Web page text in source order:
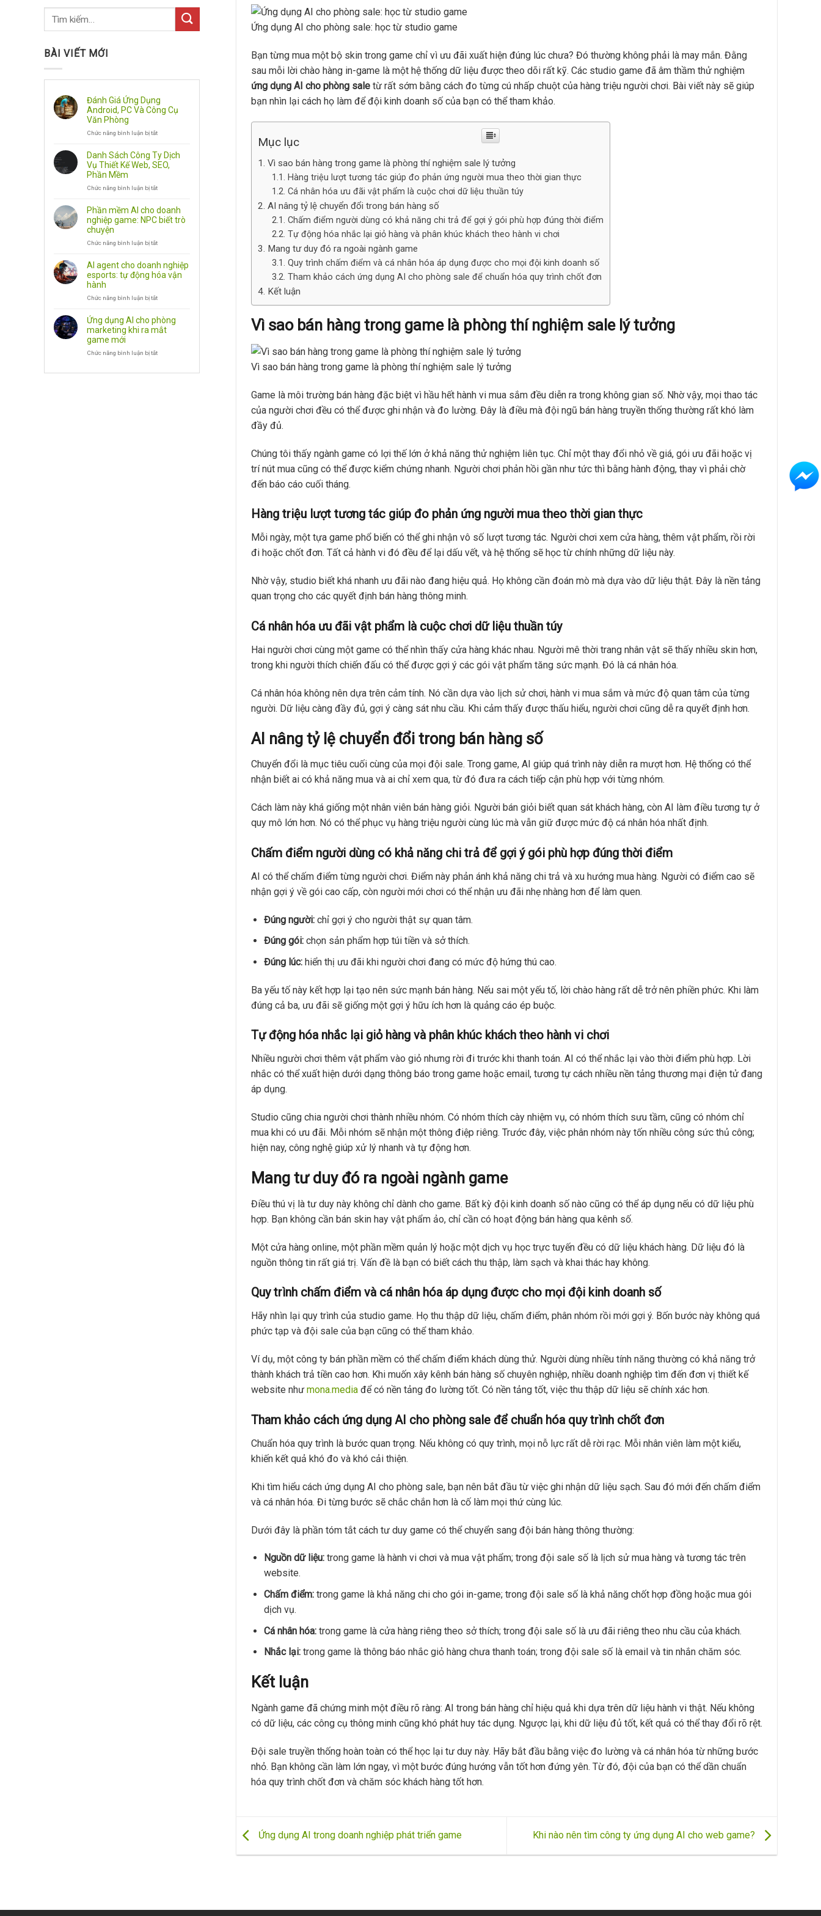
BÀI VIẾT MỚI
Đánh Giá Ứng Dụng
Android, PC Và Công Cụ
Văn Phòng
Chức năng bình luận bị tắt
Giá
Ứng
Dụng
Công
Cụ
Văn
Danh Sách Công Ty Dịch
Vụ Thiết Kế Web, SEO,
Phần Mềm
Chức năng bình luận bị tắt
Sách
Công
Ty
Web,
SEO,
Phần mềm AI cho doanh
nghiệp game: NPC biết trò
chuyện
Chức năng bình luận bị tắt
AI
cho
NPC
biết
trò
AI agent cho doanh nghiệp
esports: tự động hóa vận
hành
Chức năng bình luận bị tắt
agent
cho
doanh
Ứng dụng AI cho phòng
marketing khi ra mắt
game mới
Chức năng bình luận bị tắt
Ứng dụng AI cho phòng sale: học từ studio game
Bạn từng mua một bộ skin trong game chỉ vì ưu đãi xuất hiện đúng lúc chưa? Đó thường không phải là may mắn. Đằng
sau mỗi lời chào hàng in-game là một hệ thống dữ liệu được theo dõi rất kỹ. Các studio game đã âm thầm thử nghiệm
ứng dụng AI cho phòng sale từ rất sớm bằng cách đo từng cú nhấp chuột của hàng triệu người chơi. Bài viết này sẽ giúp
bạn nhìn lại cách họ làm để đội kinh doanh số của bạn có thể tham khảo.
Mục lục
Vì sao bán hàng trong game là phòng thí nghiệm sale lý tưởng
Hàng triệu lượt tương tác giúp đo phản ứng người mua theo thời gian thực
Cá nhân hóa ưu đãi vật phẩm là cuộc chơi dữ liệu thuần túy
AI nâng tỷ lệ chuyển đổi trong bán hàng số
Chấm điểm người dùng có khả năng chi trả để gợi ý gói phù hợp đúng thời điểm
Tự động hóa nhắc lại giỏ hàng và phân khúc khách theo hành vi chơi
Mang tư duy đó ra ngoài ngành game
Quy trình chấm điểm và cá nhân hóa áp dụng được cho mọi đội kinh doanh số
Tham khảo cách ứng dụng AI cho phòng sale để chuẩn hóa quy trình chốt đơn
Kết luận
Vì sao bán hàng trong game là phòng thí nghiệm sale lý tưởng
Vì sao bán hàng trong game là phòng thí nghiệm sale lý tưởng
Game là môi trường bán hàng đặc biệt vì hầu hết hành vi mua sắm đều diễn ra trong không gian số. Nhờ vậy, mọi thao tác
của người chơi đều có thể được ghi nhận và đo lường. Đây là điều mà đội ngũ bán hàng truyền thống thường rất khó làm
đầy đủ.
Chúng tôi thấy ngành game có lợi thế lớn ở khả năng thử nghiệm liên tục. Chỉ một thay đổi nhỏ về giá, gói ưu đãi hoặc vị
trí nút mua cũng có thể được kiểm chứng nhanh. Người chơi phản hồi gần như tức thì bằng hành động, thay vì phải chờ
đến báo cáo cuối tháng.
Hàng triệu lượt tương tác giúp đo phản ứng người mua theo thời gian thực
Mỗi ngày, một tựa game phổ biến có thể ghi nhận vô số lượt tương tác. Người chơi xem cửa hàng, thêm vật phẩm, rồi rời
đi hoặc chốt đơn. Tất cả hành vi đó đều để lại dấu vết, và hệ thống sẽ học từ chính những dữ liệu này.
Nhờ vậy, studio biết khá nhanh ưu đãi nào đang hiệu quả. Họ không cần đoán mò mà dựa vào dữ liệu thật. Đây là nền tảng
quan trọng cho các quyết định bán hàng thông minh.
Cá nhân hóa ưu đãi vật phẩm là cuộc chơi dữ liệu thuần túy
Hai người chơi cùng một game có thể nhìn thấy cửa hàng khác nhau. Người mê thời trang nhân vật sẽ thấy nhiều skin hơn,
trong khi người thích chiến đấu có thể được gợi ý các gói vật phẩm tăng sức mạnh. Đó là cá nhân hóa.
Cá nhân hóa không nên dựa trên cảm tính. Nó cần dựa vào lịch sử chơi, hành vi mua sắm và mức độ quan tâm của từng
người. Dữ liệu càng đầy đủ, gợi ý càng sát nhu cầu. Khi cảm thấy được thấu hiểu, người chơi cũng dễ ra quyết định hơn.
AI nâng tỷ lệ chuyển đổi trong bán hàng số
Chuyển đổi là mục tiêu cuối cùng của mọi đội sale. Trong game, AI giúp quá trình này diễn ra mượt hơn. Hệ thống có thể
nhận biết ai có khả năng mua và ai chỉ xem qua, từ đó đưa ra cách tiếp cận phù hợp với từng nhóm.
Cách làm này khá giống một nhân viên bán hàng giỏi. Người bán giỏi biết quan sát khách hàng, còn AI làm điều tương tự ở
quy mô lớn hơn. Nó có thể phục vụ hàng triệu người cùng lúc mà vẫn giữ được mức độ cá nhân hóa nhất định.
Chấm điểm người dùng có khả năng chi trả để gợi ý gói phù hợp đúng thời điểm
AI có thể chấm điểm từng người chơi. Điểm này phản ánh khả năng chi trả và xu hướng mua hàng. Người có điểm cao sẽ
nhận gợi ý về gói cao cấp, còn người mới chơi có thể nhận ưu đãi nhẹ nhàng hơn để làm quen.
Đúng người:chỉ gợi ý cho người thật sự quan tâm.
Đúng gói:chọn sản phẩm hợp túi tiền và sở thích.
Đúng lúc:hiển thị ưu đãi khi người chơi đang có mức độ hứng thú cao.
Ba yếu tố này kết hợp lại tạo nên sức mạnh bán hàng. Nếu sai một yếu tố, lời chào hàng rất dễ trở nên phiền phức. Khi làm
đúng cả ba, ưu đãi sẽ giống một gợi ý hữu ích hơn là quảng cáo ép buộc.
Tự động hóa nhắc lại giỏ hàng và phân khúc khách theo hành vi chơi
Nhiều người chơi thêm vật phẩm vào giỏ nhưng rời đi trước khi thanh toán. AI có thể nhắc lại vào thời điểm phù hợp. Lời
nhắc có thể xuất hiện dưới dạng thông báo trong game hoặc email, tương tự cách nhiều nền tảng thương mại điện tử đang
áp dụng.
Studio cũng chia người chơi thành nhiều nhóm. Có nhóm thích cày nhiệm vụ, có nhóm thích sưu tầm, cũng có nhóm chỉ
mua khi có ưu đãi. Mỗi nhóm sẽ nhận một thông điệp riêng. Trước đây, việc phân nhóm này tốn nhiều công sức thủ công;
hiện nay, công nghệ giúp xử lý nhanh và tự động hơn.
Mang tư duy đó ra ngoài ngành game
Điều thú vị là tư duy này không chỉ dành cho game. Bất kỳ đội kinh doanh số nào cũng có thể áp dụng nếu có dữ liệu phù
hợp. Bạn không cần bán skin hay vật phẩm ảo, chỉ cần có hoạt động bán hàng qua kênh số.
Một cửa hàng online, một phần mềm quản lý hoặc một dịch vụ học trực tuyến đều có dữ liệu khách hàng. Dữ liệu đó là
nguồn thông tin rất giá trị. Vấn đề là bạn có biết cách thu thập, làm sạch và khai thác hay không.
Quy trình chấm điểm và cá nhân hóa áp dụng được cho mọi đội kinh doanh số
Hãy nhìn lại quy trình của studio game. Họ thu thập dữ liệu, chấm điểm, phân nhóm rồi mới gợi ý. Bốn bước này không quá
phức tạp và đội sale của bạn cũng có thể tham khảo.
Ví dụ, một công ty bán phần mềm có thể chấm điểm khách dùng thử. Người dùng nhiều tính năng thường có khả năng trở
thành khách trả tiền cao hơn. Khi muốn xây kênh bán hàng số chuyên nghiệp, nhiều doanh nghiệp tìm đến đơn vị thiết kế
website như mona.media để có nền tảng đo lường tốt. Có nền tảng tốt, việc thu thập dữ liệu sẽ chính xác hơn.
Tham khảo cách ứng dụng AI cho phòng sale để chuẩn hóa quy trình chốt đơn
Chuẩn hóa quy trình là bước quan trọng. Nếu không có quy trình, mọi nỗ lực rất dễ rời rạc. Mỗi nhân viên làm một kiểu,
khiến kết quả khó đo và khó cải thiện.
Khi tìm hiểu cách ứng dụng AI cho phòng sale, bạn nên bắt đầu từ việc ghi nhận dữ liệu sạch. Sau đó mới đến chấm điểm
và cá nhân hóa. Đi từng bước sẽ chắc chắn hơn là cố làm mọi thứ cùng lúc.
Dưới đây là phần tóm tắt cách tư duy game có thể chuyển sang đội bán hàng thông thường:
Nguồn dữ liệu:trong game là hành vi chơi và mua vật phẩm; trong đội sale số là lịch sử mua hàng và tương tác trên
website.
Chấm điểm:trong game là khả năng chi cho gói in-game; trong đội sale số là khả năng chốt hợp đồng hoặc mua gói
dịch vụ.
Cá nhân hóa:trong game là cửa hàng riêng theo sở thích; trong đội sale số là ưu đãi riêng theo nhu cầu của khách.
Nhắc lại:trong game là thông báo nhắc giỏ hàng chưa thanh toán; trong đội sale số là email và tin nhắn chăm sóc.
Kết luận
Ngành game đã chứng minh một điều rõ ràng: AI trong bán hàng chỉ hiệu quả khi dựa trên dữ liệu hành vi thật. Nếu không
có dữ liệu, các công cụ thông minh cũng khó phát huy tác dụng. Ngược lại, khi dữ liệu đủ tốt, kết quả có thể thay đổi rõ rệt.
Đội sale truyền thống hoàn toàn có thể học lại tư duy này. Hãy bắt đầu bằng việc đo lường và cá nhân hóa từ những bước
nhỏ. Bạn không cần làm lớn ngay, vì một bước đúng hướng vẫn tốt hơn đứng yên. Từ đó, đội của bạn có thể dần chuẩn
hóa quy trình chốt đơn và chăm sóc khách hàng tốt hơn.
Ứng dụng AI trong doanh nghiệp phát triển game Khi nào nên tìm công ty ứng dụng AI cho web game?